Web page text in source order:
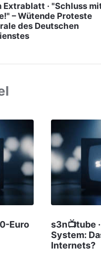
Extrablatt · "Schluss
– Wütende Proteste
des Deutschen
Euro
s3n📺tube
System:
Internets?